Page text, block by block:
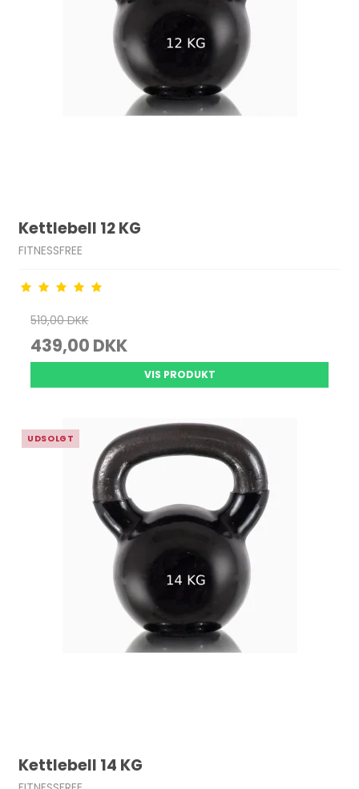
Kettlebell 12 KG
FITNESSFREE
519,00 DKK
439,00 DKK
VIS PRODUKT
UDSOLGT
Kettlebell 14 KG